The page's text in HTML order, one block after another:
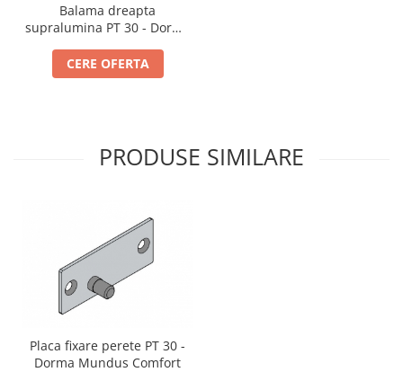
Balama dreapta
supralumina PT 30 - Dorma
CERE OFERTA
PRODUSE SIMILARE
Placa fixare perete PT 30 -
Dorma Mundus Comfort